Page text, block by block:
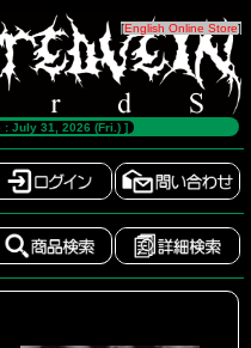
[English Online Store]
: July 31, 2026 (Fri.) ]